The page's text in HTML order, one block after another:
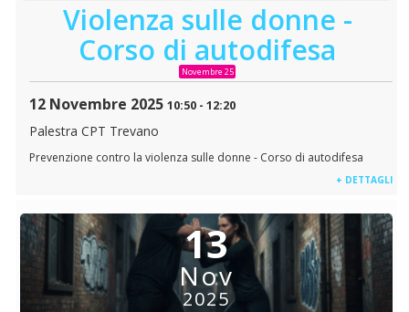
Violenza sulle donne -
Corso di autodifesa
Novembre 25
12 Novembre 2025 10:50 - 12:20
Palestra CPT Trevano
Prevenzione contro la violenza sulle donne - Corso di autodifesa
+ DETTAGLI
13
Nov
2025